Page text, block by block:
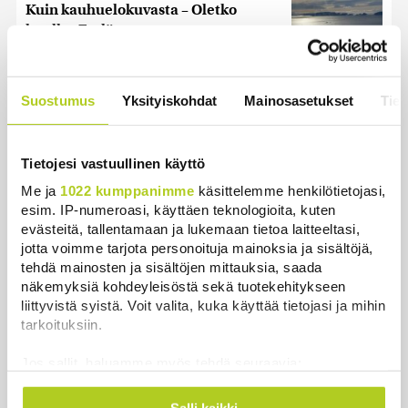
Suostumus Yksityiskohdat Mainosasetukset
Tietojesi vastuullinen käyttö
Me ja 1022 kumppanimme käsittelemme henkilötietojasi,
esim. IP-numeroasi, käyttäen teknologioita, kuten
evästeitä, tallentamaan ja lukemaan tietoa laitteeltasi,
jotta voimme tarjota personoituja mainoksia ja sisältöjä,
tehdä mainosten ja sisältöjen mittauksia, saada
näkemyksiä kohdeyleisöstä sekä tuotekehitykseen
liittyvistä syistä. Voit valita, kuka käyttää tietojasi ja mihin
tarkoituksiin.
Kerätä tietoja maantieteellisestä sijainnistasi,
mahdollisesti muutaman metrin tarkkuudella
Kuin kauhuelokuvasta – Oletko
kuullut Etelämantereen
Uutiset | 5.8.2026 23:00
käteen”
Uutiset
Uusimmat